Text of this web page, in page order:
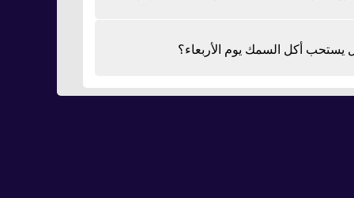
يستحب أكل السمك يوم الأربعاء؟